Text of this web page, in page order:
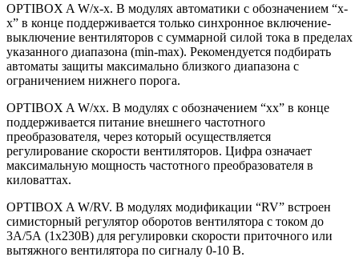
OPTIBOX A W/x-x. В модулях автоматики с обозначением “x-
x” в конце поддерживается только синхронное включение-
выключение вентиляторов с суммарной силой тока в пределах
указанного диапазона (min-max). Рекомендуется подбирать
автоматы защиты максимально близкого диапазона с
ограничением нижнего порога.
OPTIBOX A W/xx. В модулях с обозначением “xx” в конце
поддерживается питание внешнего частотного
преобразователя, через который осуществляется
регулирование скорости вентиляторов. Цифра означает
максимальную мощность частотного преобразователя в
киловаттах.
OPTIBOX A W/RV. В модулях модификации “RV” встроен
симисторный регулятор оборотов вентилятора с током до
3А/5А (1х230В) для регулировки скорости приточного или
вытяжного вентилятора по сигналу 0-10 В.